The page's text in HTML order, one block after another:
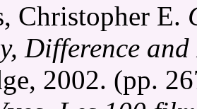
Christopher E.
Difference and
2002. (pp.